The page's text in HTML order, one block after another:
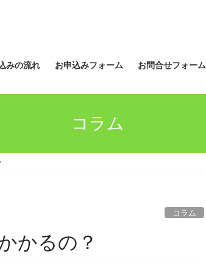
みの流れ お申込みフォーム お問合せフォーム
コラム
コラム
かるの？